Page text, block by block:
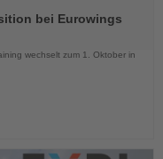
bei Eurowings
wechselt zum 1. Oktober in